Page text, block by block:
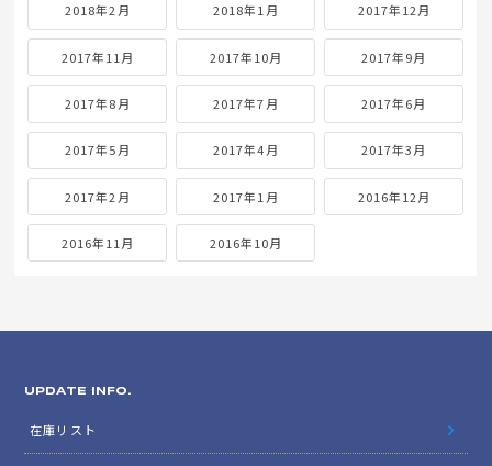
2018年2月 2018年1月 2017年12月
2017年11月 2017年10月 2017年9月
2017年8月 2017年7月 2017年6月
2017年5月 2017年4月 2017年3月
2017年2月 2017年1月 2016年12月
2016年11月 2016年10月
UPDATE INFO.
在庫リスト